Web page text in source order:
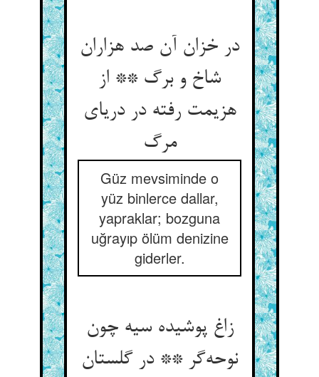
در خزان آن صد هزاران
شاخ و برگ ** از
هزیمت رفته در دریای
مرگ‌‌
Güz mevsiminde o
yüz binlerce dallar,
yapraklar; bozguna
uğrayıp ölüm denizine
giderler.
زاغ پوشیده سیه چون
نوحه‌‌گر ** در گلستان